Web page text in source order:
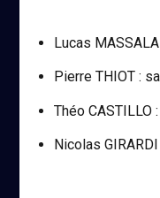
Lucas
Pierre THIOT :
Théo CASTILLO
Nicolas